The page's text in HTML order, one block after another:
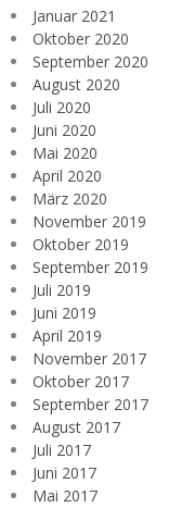
Januar 2021
Oktober 2020
September 2020
August 2020
Juli 2020
Juni 2020
Mai 2020
April 2020
März 2020
November 2019
Oktober 2019
September 2019
Juli 2019
Juni 2019
April 2019
November 2017
Oktober 2017
September 2017
August 2017
Juli 2017
Juni 2017
Mai 2017